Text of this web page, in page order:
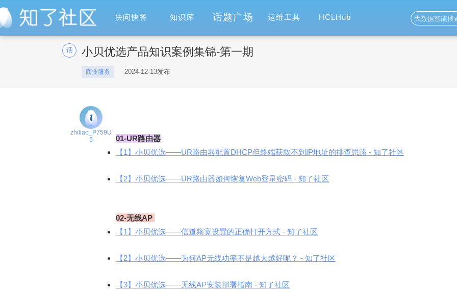
快问快答 知识库 话题广场 运维工具 HCLHub
话 小贝优选产品知识案例集锦-第一期
商业服务 2024-12-13发布
zhiliao_P759U
5
01-UR路由器
【1】小贝优选——UR路由器配置DHCP但终端获取不到IP地址的排查思路 - 知了社区
【2】小贝优选——UR路由器如何恢复Web登录密码 - 知了社区
02-无线AP
【1】小贝优选——信道频宽设置的正确打开方式 - 知了社区
【2】小贝优选——为何AP无线功率不是越大越好呢？ - 知了社区
【3】小贝优选——无线AP安装部署指南 - 知了社区